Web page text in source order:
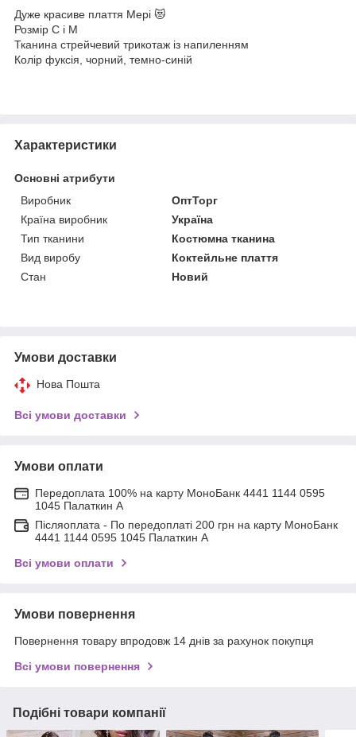
Дуже красиве плаття Мері 😻
Розмір С і М
Тканина стрейчевий трикотаж із напиленням
Колір фуксія, чорний, темно-синій
Характеристики
Основні атрибути
Виробник
ОптТорг
Країна виробник
Україна
Тип тканини
Костюмна тканина
Вид виробу
Коктейльне плаття
Стан
Новий
Умови доставки
Нова Пошта
Всі умови доставки
Умови оплати
Передоплата 100% на карту МоноБанк 4441 1144 0595
1045 Палаткин А
Післяоплата - По передоплаті 200 грн на карту МоноБанк
4441 1144 0595 1045 Палаткин А
Всі умови оплати
Умови повернення
Повернення товару впродовж 14 днів за рахунок покупця
Всі умови повернення
Подібні товари компанії